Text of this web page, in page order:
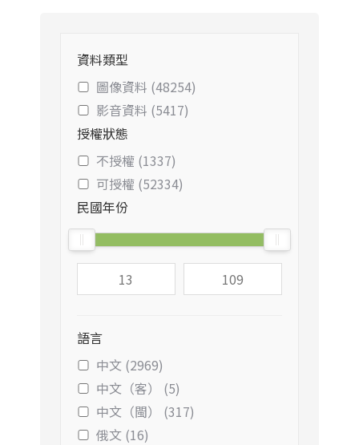
資料類型
圖像資料 (48254)
影音資料 (5417)
授權狀態
不授權 (1337)
可授權 (52334)
民國年份
語言
中文 (2969)
中文（客） (5)
中文（閩） (317)
俄文 (16)